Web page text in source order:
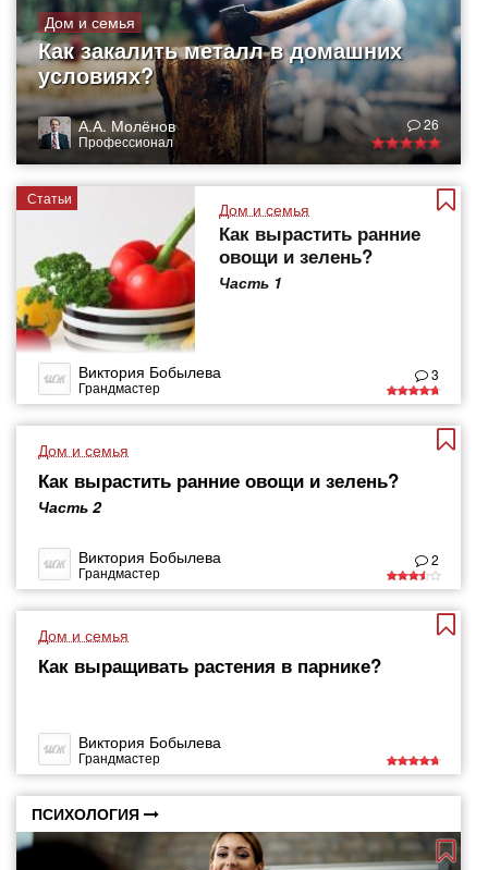
Дом и семья
Как закалить металл в домашних
условиях?
А.А. Молёнов
Профессионал
26
Статьи
Дом и семья
Как вырастить ранние
овощи и зелень?
Часть 1
Виктория Бобылева
Грандмастер
3
Дом и семья
Как вырастить ранние овощи и зелень?
Часть 2
Виктория Бобылева
Грандмастер
2
Дом и семья
Как выращивать растения в парнике?
Виктория Бобылева
Грандмастер
ПСИХОЛОГИЯ